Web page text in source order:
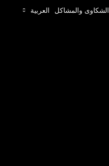
الشكاوى والمشاكل العربية